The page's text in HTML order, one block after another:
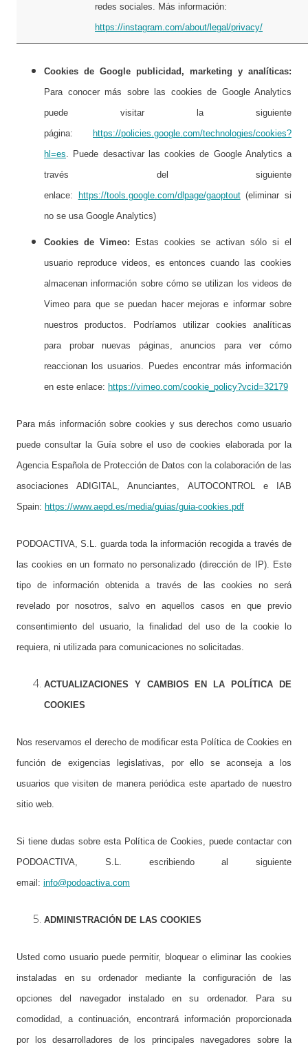
redes sociales. Más información:
https://instagram.com/about/legal/privacy/
Cookies de Google publicidad, marketing y analíticas:
Para conocer más sobre las cookies de Google Analytics
puede visitar la siguiente
página:
https://policies.google.com/technologies/cookies?
hl=es. Puede desactivar las cookies de Google Analytics a
través del siguiente
enlace:
https://tools.google.com/dlpage/gaoptout(eliminar si
no se usa Google Analytics)
Cookies de Vimeo:
Estas cookies se activan sólo si el
usuario reproduce videos, es entonces cuando las cookies
almacenan información sobre cómo se utilizan los videos de
Vimeo para que se puedan hacer mejoras e informar sobre
nuestros productos. Podríamos utilizar cookies analíticas
para probar nuevas páginas, anuncios para ver cómo
reaccionan los usuarios. Puedes encontrar más información
en este enlace: https://vimeo.com/cookie_policy?vcid=32179
Para más información sobre cookies y sus derechos como usuario
puede consultar la Guía sobre el uso de cookies elaborada por la
Agencia Española de Protección de Datos con la colaboración de las
asociaciones ADIGITAL, Anunciantes, AUTOCONTROL e IAB
Spain: https://www.aepd.es/media/guias/guia-cookies.pdf
PODOACTIVA, S.L. guarda toda la información recogida a través de
las cookies en un formato no personalizado (dirección de IP). Este
tipo de información obtenida a través de las cookies no será
revelado por nosotros, salvo en aquellos casos en que previo
consentimiento del usuario, la finalidad del uso de la cookie lo
requiera, ni utilizada para comunicaciones no solicitadas.
ACTUALIZACIONES Y CAMBIOS EN LA POLÍTICA DE
COOKIES
Nos reservamos el derecho de modificar esta Política de Cookies en
función de exigencias legislativas, por ello se aconseja a los
usuarios que visiten de manera periódica este apartado de nuestro
sitio web.
Si tiene dudas sobre esta Política de Cookies, puede contactar con
PODOACTIVA, S.L. escribiendo al siguiente
email: info@podoactiva.com
ADMINISTRACIÓN DE LAS COOKIES
Usted como usuario puede permitir, bloquear o eliminar las cookies
instaladas en su ordenador mediante la configuración de las
opciones del navegador instalado en su ordenador. Para su
comodidad, a continuación, encontrará información proporcionada
por los desarrolladores de los principales navegadores sobre la